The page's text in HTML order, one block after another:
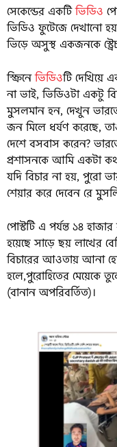
সেকেন্ডের একটিভিডিও
ভিডিও ফুটেজে দেখানো
ভিড়ে অসুস্থ একজনকে
স্ক্রিনেভিডিওটি দেখিয়ে
না ভাই, ভিডিওটা একটু
মুসলমান হন, দেখুন
জন মিলে ধর্ষণ করেছে,
দেশে বসবাস করেন?
প্রশাসনকে আমি একটা
যদি বিচার না হয়, পুরো
শেয়ার করে দেবেন রে
পোস্টটি এ পর্যন্ত ১৪
হয়েছে সাড়ে ছয় লাখের
বিচারের আওতায় আনা
হলে,পুরোহিতের মেয়েকে
(বানান অপরিবর্তিত)।